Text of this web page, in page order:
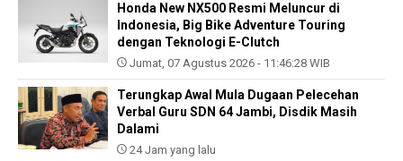
Honda New NX500 Resmi Meluncur di
Indonesia, Big Bike Adventure Touring
dengan Teknologi E-Clutch
Jumat, 07 Agustus 2026 - 11:46:28 WIB
Terungkap Awal Mula Dugaan Pelecehan
Verbal Guru SDN 64 Jambi, Disdik Masih
Dalami
24 Jam yang lalu